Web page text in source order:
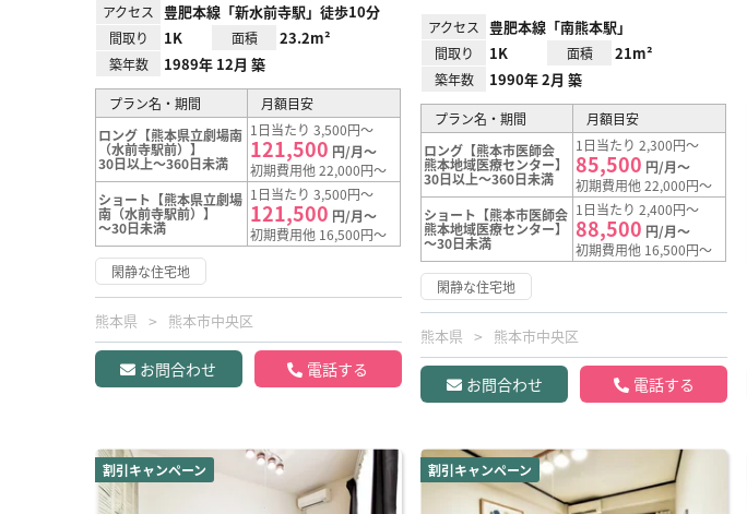
アクセス 豊肥本線「新水前寺駅」徒歩10分
間取り 1K 面積 23.2m²
築年数 1989年 12月 築
プラン名・期間
月額目安
ロング【熊本県立劇場南
（水前寺駅前）】
30日以上～360日未満
1日当たり 3,500円～
121,500 円/月～
初期費用他 22,000円～
ショート【熊本県立劇場
南（水前寺駅前）】
～30日未満
1日当たり 3,500円～
121,500 円/月～
初期費用他 16,500円～
閑静な住宅地
熊本県 熊本市中央区
お問合わせ 電話する
アクセス 豊肥本線「南熊本駅」
間取り 1K 面積 21m²
築年数 1990年 2月 築
プラン名・期間
月額目安
ロング【熊本市医師会
熊本地域医療センター】
30日以上～360日未満
1日当たり 2,300円～
85,500 円/月～
初期費用他 22,000円～
ショート【熊本市医師会
熊本地域医療センター】
～30日未満
1日当たり 2,400円～
88,500 円/月～
初期費用他 16,500円～
閑静な住宅地
熊本県 熊本市中央区
お問合わせ 電話する
割引キャンペーン 割引キャンペーン